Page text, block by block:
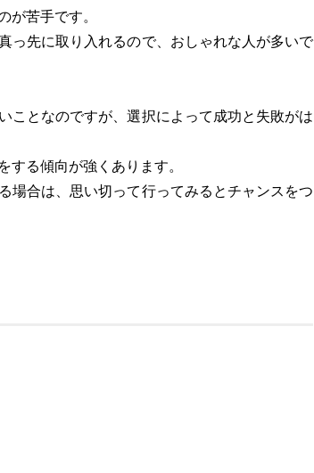
が苦手です。
っ先に取り入れるので、おしゃれな人が多いで
ことなのですが、選択によって成功と失敗がは
る傾向が強くあります。
場合は、思い切って行ってみるとチャンスをつ